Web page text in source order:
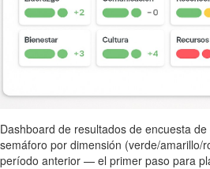
Dashboard de resultados de encuesta
semáforo por dimensión (verde/amarillo/
período anterior — el primer paso para